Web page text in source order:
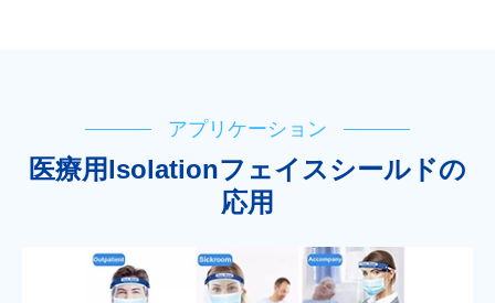
アプリケーション
医療用lsolationフェイスシールドの
応用